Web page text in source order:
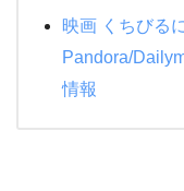
映画 くちびる
Pandora/
情報